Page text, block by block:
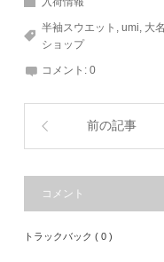
半袖スウエット ,umi, 大
ショップ
コメント:0
前の記事
コメント
トラックバック ( 0 )